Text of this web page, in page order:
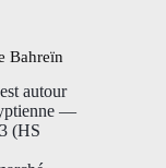
Bahreïn
autour
—
(HS